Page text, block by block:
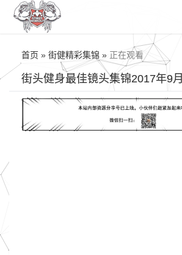
首页 » 街健精彩集锦 » 正在观看
街头健身最佳镜头集锦2017年9月